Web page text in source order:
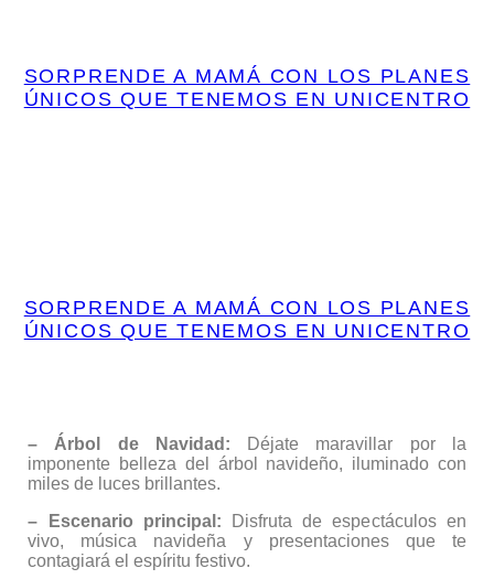
SORPRENDE A MAMÁ CON LOS PLANES
ÚNICOS QUE TENEMOS EN UNICENTRO
SORPRENDE A MAMÁ CON LOS PLANES
ÚNICOS QUE TENEMOS EN UNICENTRO
– Árbol de Navidad: Déjate maravillar por la
imponente belleza del árbol navideño, iluminado con
miles de luces brillantes.
– Escenario principal: Disfruta de espectáculos en
vivo, música navideña y presentaciones que te
contagiará el espíritu festivo.